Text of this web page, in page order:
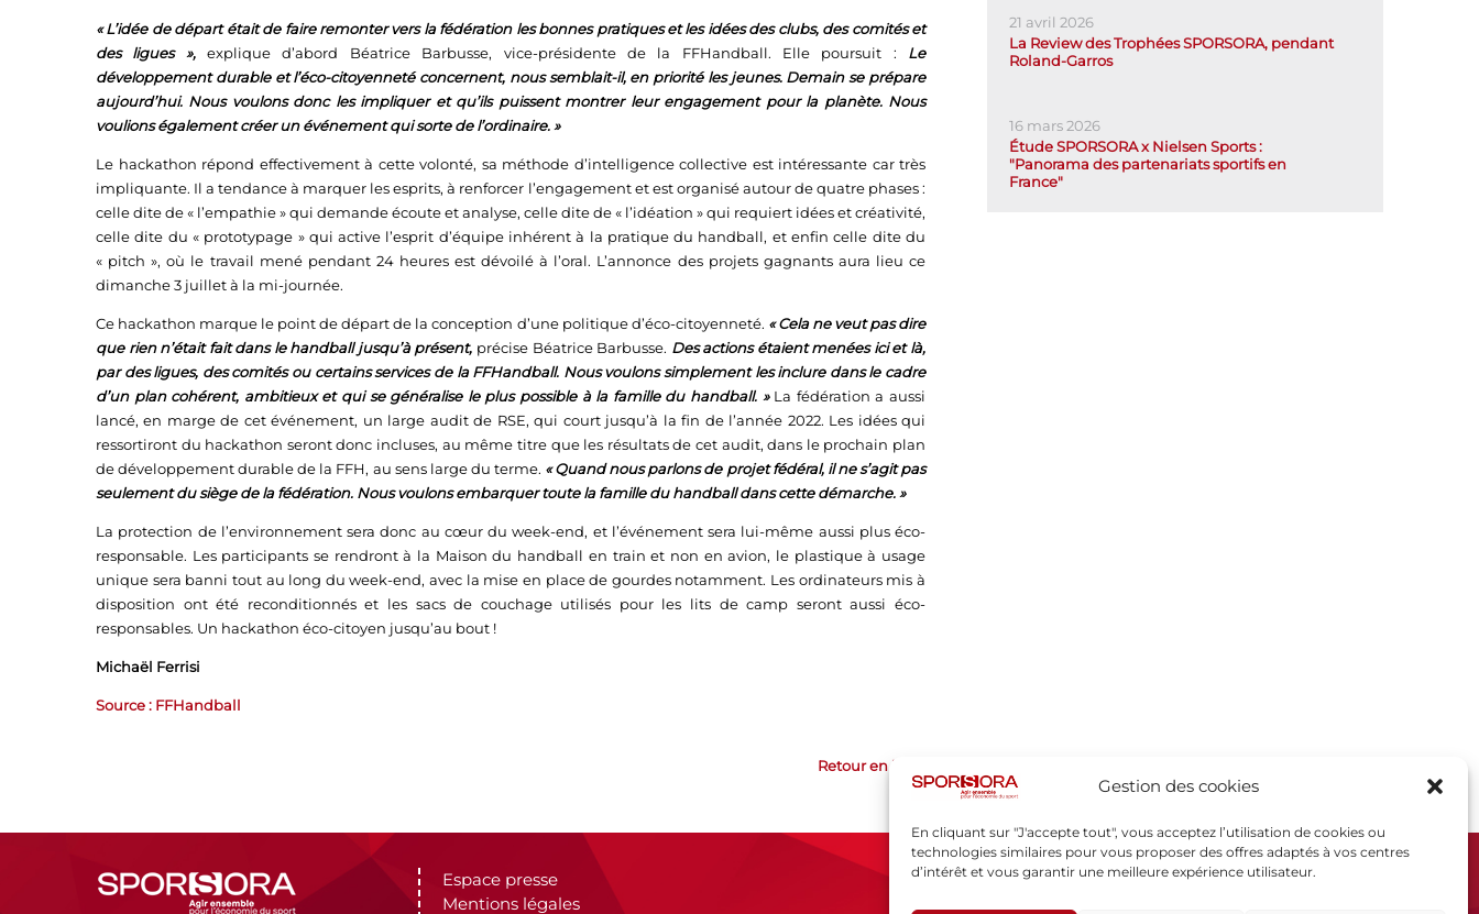
Gestion des cookies
En cliquant sur "J'accepte tout", vous acceptez l’utilisation de cookies ou
technologies similaires pour vous proposer des offres adaptés à vos centres
d’intérêt et vous garantir une meilleure expérience utilisateur.
« L’idée de départ était de faire remonter vers la fédération les bonnes pratiques et les idées des clubs, des comités et
des ligues »,
explique d’abord Béatrice Barbusse, vice-présidente de la FFHandball. Elle poursuit :
Le
développement durable et l’éco-citoyenneté concernent, nous semblait-il, en priorité les jeunes. Demain se prépare
aujourd’hui. Nous voulons donc les impliquer et qu’ils puissent montrer leur engagement pour la planète. Nous
voulions également créer un événement qui sorte de l’ordinaire. »
Le hackathon répond effectivement à cette volonté, sa méthode d’intelligence collective est intéressante car très
impliquante. Il a tendance à marquer les esprits, à renforcer l’engagement et est organisé autour de quatre phases :
celle dite de « l’empathie » qui demande écoute et analyse, celle dite de « l’idéation » qui requiert idées et créativité,
celle dite du « prototypage » qui active l’esprit d’équipe inhérent à la pratique du handball, et enfin celle dite du
« pitch », où le travail mené pendant 24 heures est dévoilé à l’oral. L’annonce des projets gagnants aura lieu ce
dimanche 3 juillet à la mi-journée.
Ce hackathon marque le point de départ de la conception d’une politique d’éco-citoyenneté. « Cela ne veut pas dire
que rien n’était fait dans le handball jusqu’à présent, précise Béatrice Barbusse. Des actions étaient menées ici et là,
par des ligues, des comités ou certains services de la FFHandball. Nous voulons simplement les inclure dans le cadre
d’un plan cohérent, ambitieux et qui se généralise le plus possible à la famille du handball. »La fédération a aussi
lancé, en marge de cet événement, un large audit de RSE, qui court jusqu’à la fin de l’année 2022. Les idées qui
ressortiront du hackathon seront donc incluses, au même titre que les résultats de cet audit, dans le prochain plan
de développement durable de la FFH, au sens large du terme. « Quand nous parlons de projet fédéral, il ne s’agit pas
seulement du siège de la fédération. Nous voulons embarquer toute la famille du handball dans cette démarche. »
La protection de l’environnement sera donc au cœur du week-end, et l’événement sera lui-même aussi plus éco-
responsable. Les participants se rendront à la Maison du handball en train et non en avion, le plastique à usage
unique sera banni tout au long du week-end, avec la mise en place de gourdes notamment. Les ordinateurs mis à
disposition ont été reconditionnés et les sacs de couchage utilisés pour les lits de camp seront aussi éco-
responsables. Un hackathon éco-citoyen jusqu’au bout !
Michaël Ferrisi
Source : FFHandball
Retour en haut
21 avril 2026
La Review des Trophées SPORSORA, pendant
Roland-Garros
16 mars 2026
Étude SPORSORA x Nielsen Sports :
"Panorama des partenariats sportifs en
France"
Espace presse
Mentions légales
SPORSORA